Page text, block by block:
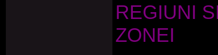
REGIUNI
ZONEI